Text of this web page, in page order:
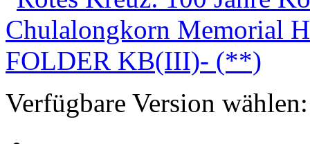
Verfügbare Version wählen: